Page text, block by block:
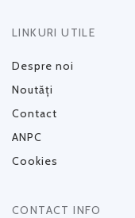
LINKURI UTILE
Despre noi
Noutăți
Contact
ANPC
Cookies
CONTACT INFO